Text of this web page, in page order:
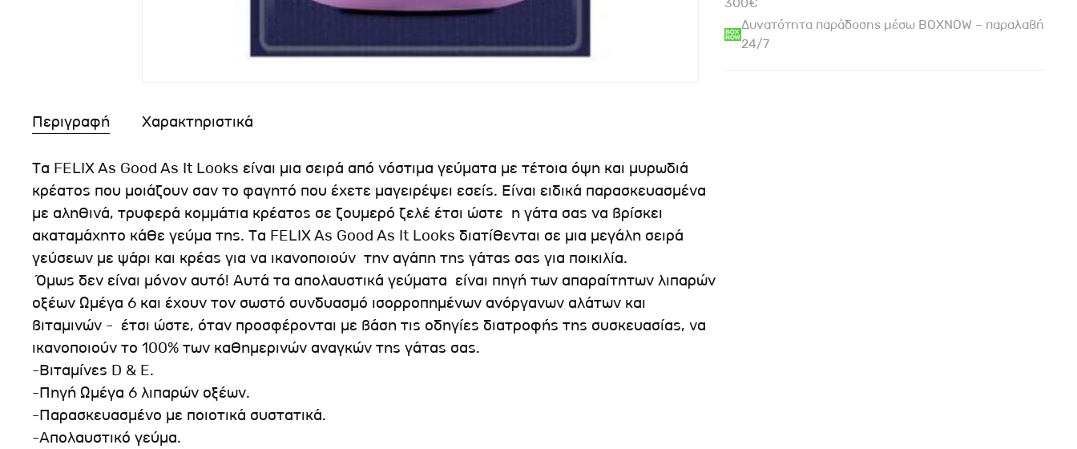
Δυνατότητα παράδοσης μέσω BOXNOW – παραλαβή
24/7
Περιγραφή Χαρακτηριστικά
Τα FELIX As Good As It Looks είναι μια σειρά από νόστιμα γεύματα με τέτοια όψη και μυρωδιά
κρέατος που μοιάζουν σαν το φαγητό που έχετε μαγειρέψει εσείς. Είναι ειδικά παρασκευασμένα
με αληθινά, τρυφερά κομμάτια κρέατος σε ζουμερό ζελέ έτσι ώστε η γάτα σας να βρίσκει
ακαταμάχητο κάθε γεύμα της. Τα FELIX As Good As It Looks διατίθενται σε μια μεγάλη σειρά
γεύσεων με ψάρι και κρέας για να ικανοποιούν την αγάπη της γάτας σας για ποικιλία.
Όμως δεν είναι μόνον αυτό! Αυτά τα απολαυστικά γεύματα είναι πηγή των απαραίτητων λιπαρών
οξέων Ωμέγα 6 και έχουν τον σωστό συνδυασμό ισορροπημένων ανόργανων αλάτων και
βιταμινών - έτσι ώστε, όταν προσφέρονται με βάση τις οδηγίες διατροφής της συσκευασίας, να
ικανοποιούν το 100% των καθημερινών αναγκών της γάτας σας.
-Βιταμίνες D & E.
-Πηγή Ωμέγα 6 λιπαρών οξέων.
-Παρασκευασμένο με ποιοτικά συστατικά.
-Απολαυστικό γεύμα.